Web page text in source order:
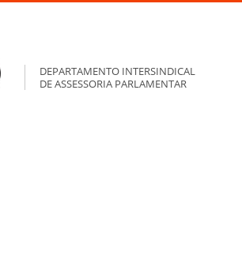
DEPARTAMENTO INTERSINDICAL
DE ASSESSORIA PARLAMENTAR